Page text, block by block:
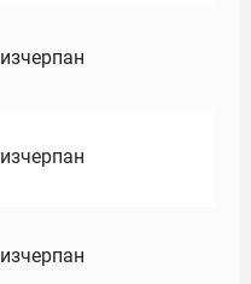
изчерпан
изчерпан
изчерпан